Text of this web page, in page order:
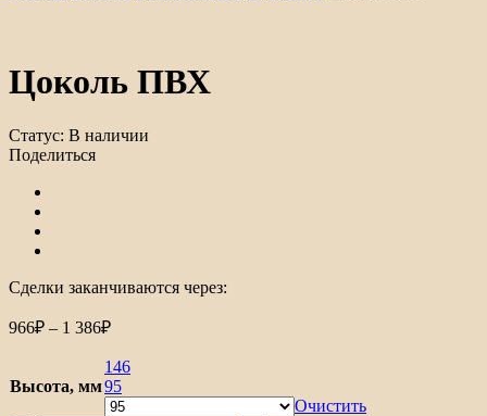
Цоколь ПВХ
Статус: В наличии
Поделиться
Сделки заканчиваются через:
966₽ – 1 386₽
Высота, мм
146
95
Очистить